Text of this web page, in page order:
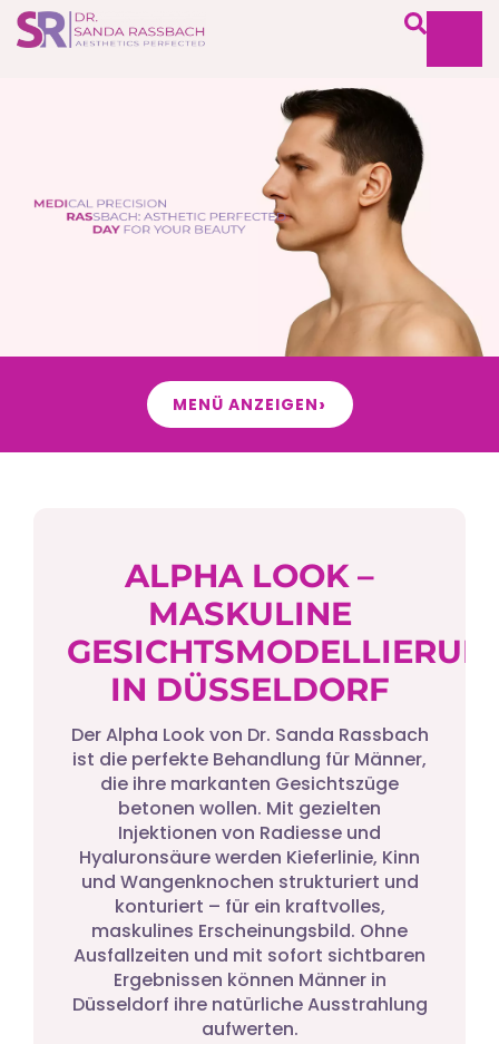
MENÜ ANZEIGEN›
ALPHA LOOK –
MASKULINE
IN DÜSSELDORF
Der Alpha Look von Dr. Sanda Rassbach
ist die perfekte Behandlung für Männer,
die ihre markanten Gesichtszüge
betonen wollen. Mit gezielten
Injektionen von Radiesse und
Hyaluronsäure werden Kieferlinie, Kinn
und Wangenknochen strukturiert und
konturiert – für ein kraftvolles,
maskulines Erscheinungsbild. Ohne
Ausfallzeiten und mit sofort sichtbaren
Ergebnissen können Männer in
Düsseldorf ihre natürliche Ausstrahlung
aufwerten.